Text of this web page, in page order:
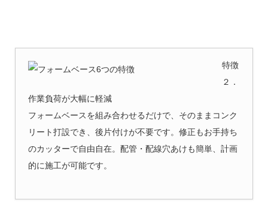
特徴
２．
作業負荷が大幅に軽減
フォームベースを組み合わせるだけで、そのままコンク
リート打設でき、後片付けが不要です。修正もお手持ち
のカッターで自由自在。配管・配線穴あけも簡単、計画
的に施工が可能です。